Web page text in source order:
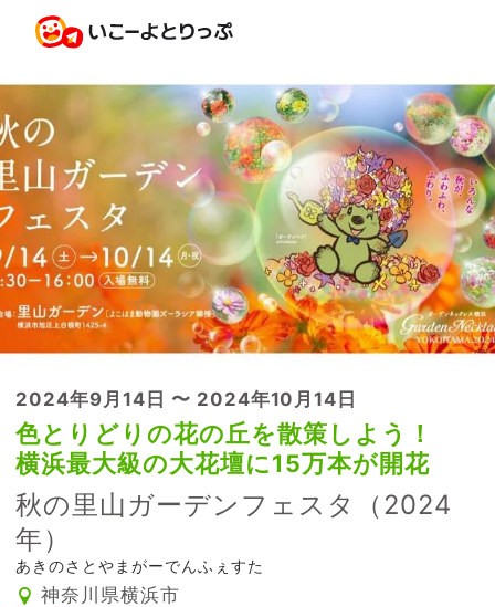
2024年9月14日 〜 2024年10月14日
色とりどりの花の丘を散策しよう！
横浜最大級の大花壇に15万本が開花
秋の里山ガーデンフェスタ（2024
年）
あきのさとやまがーでんふぇすた
神奈川県横浜市